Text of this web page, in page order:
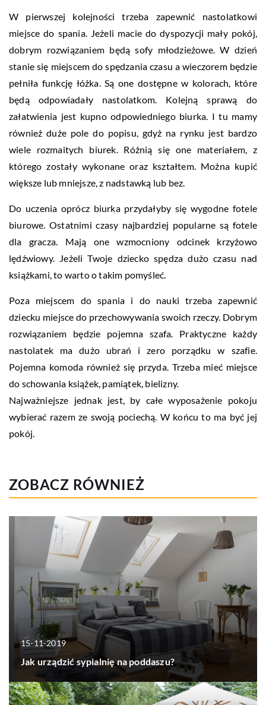
W pierwszej kolejności trzeba zapewnić nastolatkowi
miejsce do spania. Jeżeli macie do dyspozycji mały pokój,
dobrym rozwiązaniem będą sofy młodzieżowe. W dzień
stanie się miejscem do spędzania czasu a wieczorem będzie
pełniła funkcję łóżka. Są one dostępne w kolorach, które
będą odpowiadały nastolatkom. Kolejną sprawą do
załatwienia jest kupno odpowiedniego biurka. I tu mamy
również duże pole do popisu, gdyż na rynku jest bardzo
wiele rozmaitych biurek. Różnią się one materiałem, z
którego zostały wykonane oraz kształtem. Można kupić
większe lub mniejsze, z nadstawką lub bez.
Do uczenia oprócz biurka przydałyby się wygodne fotele
biurowe. Ostatnimi czasy najbardziej popularne są fotele
dla gracza. Mają one wzmocniony odcinek krzyżowo
lędźwiowy. Jeżeli Twoje dziecko spędza dużo czasu nad
książkami, to warto o takim pomyśleć.
Poza miejscem do spania i do nauki trzeba zapewnić
dziecku miejsce do przechowywania swoich rzeczy. Dobrym
rozwiązaniem będzie pojemna szafa. Praktyczne każdy
nastolatek ma dużo ubrań i zero porządku w szafie.
Pojemna komoda również się przyda. Trzeba mieć miejsce
do schowania książek, pamiątek, bielizny.
Najważniejsze jednak jest, by całe wyposażenie pokoju
wybierać razem ze swoją pociechą. W końcu to ma być jej
pokój.
ZOBACZ RÓWNIEŻ
15-11-2019
Jak urządzić sypialnię na poddaszu?